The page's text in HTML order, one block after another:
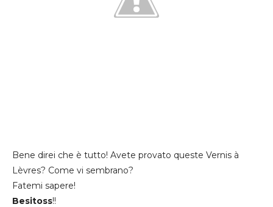
Bene direi che è tutto! Avete provato queste Vernis à
Lèvres? Come vi sembrano?
Fatemi sapere!
Besitoss!!